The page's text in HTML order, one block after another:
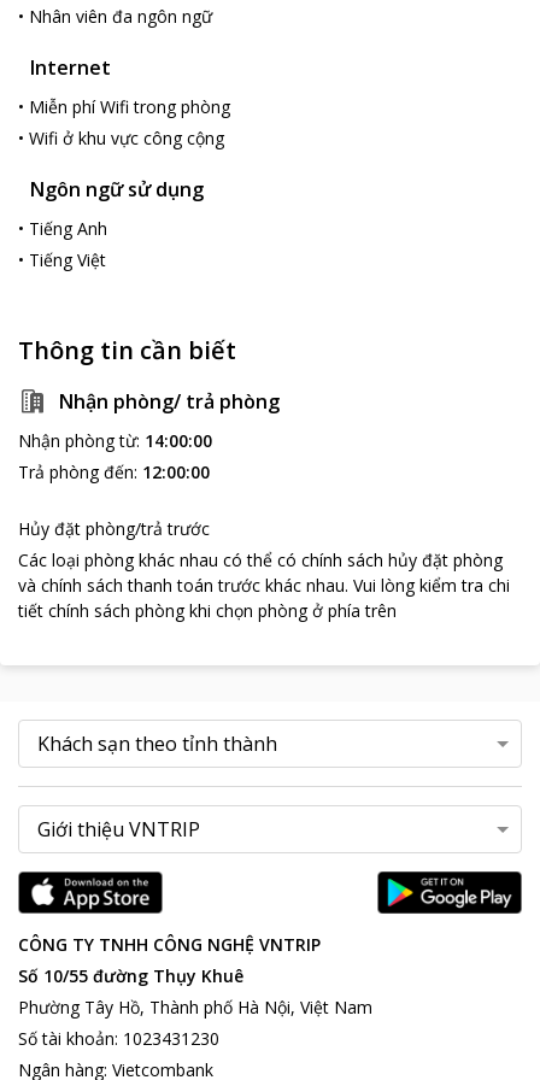
của núi rừng. Nơi đây cũng đáp ứng sở thích của những người
Hòa Bình. Khách sạn nằm cách đây khoảng 1 giờ 30 phút lái xe.
• Nhân viên đa ngôn ngữ
Internet
• Miễn phí Wifi trong phòng
• Wifi ở khu vực công cộng
Ngôn ngữ sử dụng
• Tiếng Anh
• Tiếng Việt
Thông tin cần biết
Nhận phòng/ trả phòng
Nhận phòng từ: 14:00:00
Trả phòng đến: 12:00:00
Hủy đặt phòng/trả trước
Các loại phòng khác nhau có thể có chính sách hủy đặt phòng
và chính sách thanh toán trước khác nhau. Vui lòng kiểm tra chi
tiết chính sách phòng khi chọn phòng ở phía trên
CÔNG TY TNHH CÔNG NGHỆ VNTRIP
Số 10/55 đường Thụy Khuê
Phường Tây Hồ, Thành phố Hà Nội, Việt Nam
Số tài khoản: 1023431230
Ngân hàng: Vietcombank